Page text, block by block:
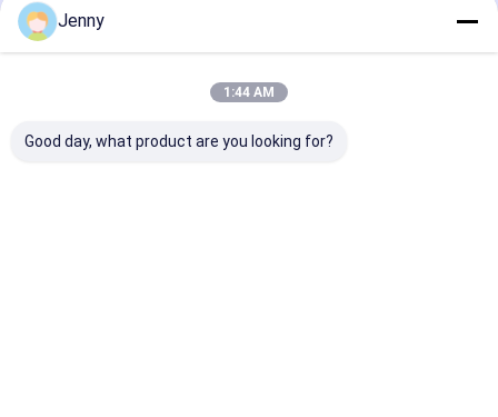
প্রস্তাবিত পণ্য
Jenny
1:44 AM
Good day, what product are you looking for?